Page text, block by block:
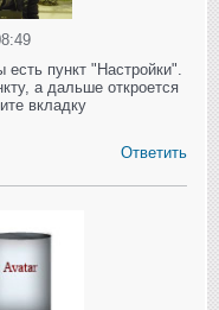
пункт "Настройки".
а дальше откроется
вкладку
Ответить